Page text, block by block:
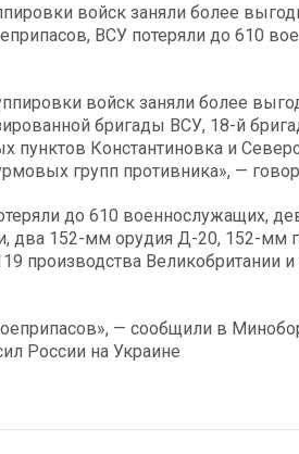
войск заняли более
ВСУ потеряли до 610
войск заняли более
бригады ВСУ, 18-й
пунктов Константиновка и
групп противника», —
до 610 военнослужащих,
два 152-мм орудия Д-20, 152-мм
производства Великобритании
— сообщили в
России на Украине